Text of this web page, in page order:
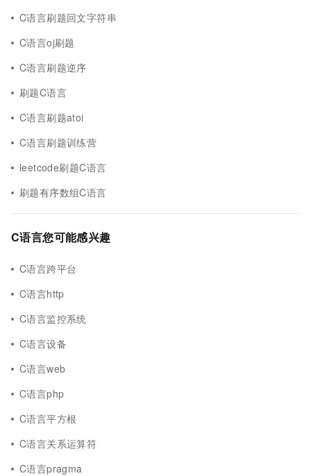
C语言刷题回文字符串
C语言oj刷题
C语言刷题逆序
刷题C语言
C语言刷题atoi
C语言刷题训练营
leetcode刷题C语言
刷题有序数组C语言
C语言您可能感兴趣
C语言跨平台
C语言http
C语言监控系统
C语言设备
C语言web
C语言php
C语言平方根
C语言关系运算符
C语言pragma